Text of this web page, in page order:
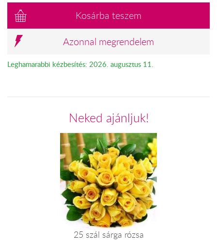
Kosárba teszem
Azonnal megrendelem
Leghamarabbi kézbesítés: 2026. augusztus 11.
Neked ajánljuk!
25 szál sárga rózsa